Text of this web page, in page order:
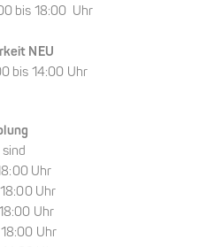
bis 18:00 Uhr
NEU
bis 14:00 Uhr
Uhr
Uhr
Uhr
Uhr